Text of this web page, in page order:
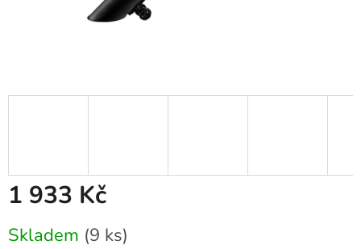
1 933 Kč
cena:
Skladem (9 ks)